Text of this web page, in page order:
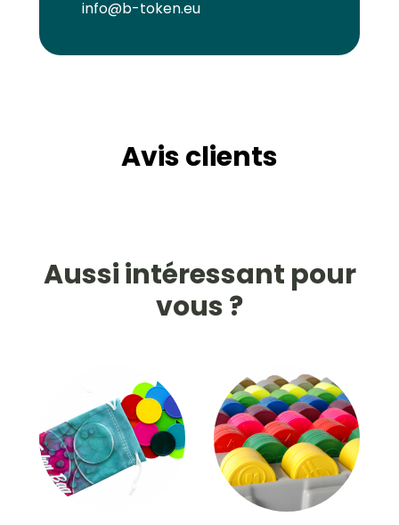
info@b-token.eu
Avis clients
Aussi intéressant pour
vous ?